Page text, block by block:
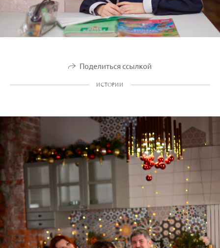
Поделиться ссылкой
ИСТОРИИ